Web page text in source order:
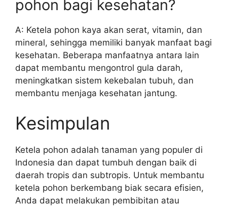
pohon bagi kesehatan?
A: Ketela pohon kaya akan serat, vitamin, dan
mineral, sehingga memiliki banyak manfaat bagi
kesehatan. Beberapa manfaatnya antara lain
dapat membantu mengontrol gula darah,
meningkatkan sistem kekebalan tubuh, dan
membantu menjaga kesehatan jantung.
Kesimpulan
Ketela pohon adalah tanaman yang populer di
Indonesia dan dapat tumbuh dengan baik di
daerah tropis dan subtropis. Untuk membantu
ketela pohon berkembang biak secara efisien,
Anda dapat melakukan pembibitan atau